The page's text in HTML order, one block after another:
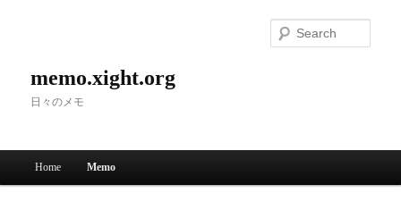
memo.xight.org
日々のメモ
Skip to primary content
Skip to secondary content
Home Memo